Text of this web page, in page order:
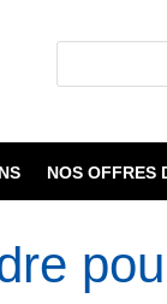
NOS OFFRES